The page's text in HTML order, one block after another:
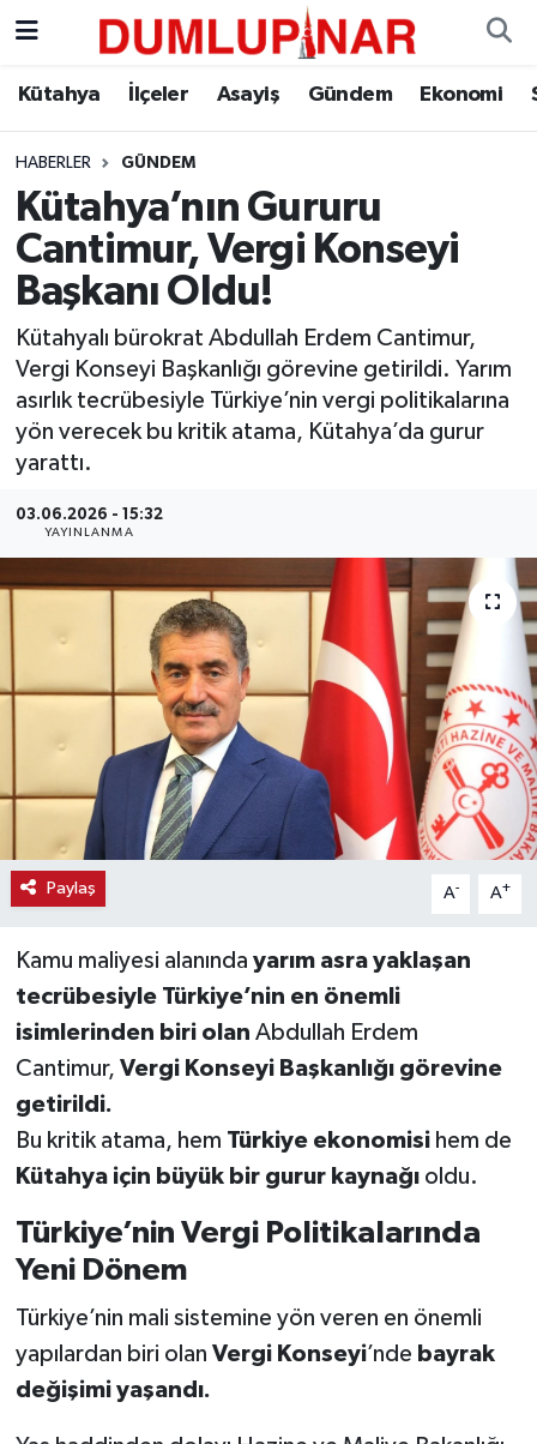
Kütahya İlçeler Asayiş Gündem Ekonomi
HABERLER GÜNDEM
Kütahya’nın Gururu
Cantimur, Vergi Konseyi
Başkanı Oldu!
Kütahyalı bürokrat Abdullah Erdem Cantimur,
Vergi Konseyi Başkanlığı görevine getirildi. Yarım
asırlık tecrübesiyle Türkiye’nin vergi politikalarına
yön verecek bu kritik atama, Kütahya’da gurur
yarattı.
03.06.2026 - 15:32
YAYINLANMA
Paylaş A- A+
Kamu maliyesi alanında yarım asra yaklaşan
tecrübesiyle Türkiye’nin en önemli
isimlerinden biri olan Abdullah Erdem
Cantimur, Vergi Konseyi Başkanlığı görevine
getirildi.
Bu kritik atama, hem Türkiye ekonomisihem de
Kütahya için büyük bir gurur kaynağıoldu.
Türkiye’nin Vergi Politikalarında
Yeni Dönem
Türkiye’nin mali sistemine yön veren en önemli
yapılardan biri olan Vergi Konseyi’nde bayrak
değişimi yaşandı.
Asayiş
Diğer
Dünya
Eğitim
Ekonomi
Eleman
Emlak
Gündem
Haber
Haber İlanlar
Kültür-Sanat
Magazin
Resmi İlanlar
Sağlık
Seri İlan
Siyaset
Spor
Teknoloji
Vasıta
Vefat Haberleri
Yaşam
Kütahya Hava Durumu
Kütahya Trafik Yoğunluk Haritası
Süper Lig Puan Durumu ve Fikstür
Tüm Manşetler
Son Dakika Haberleri
Haber Arşivi